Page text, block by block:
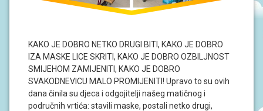
KAKO JE DOBRO NETKO DRUGI BITI, KAKO JE DOBRO
IZA MASKE LICE SKRITI, KAKO JE DOBRO OZBILJNOST
SMIJEHOM ZAMIJENITI, KAKO JE DOBRO
SVAKODNEVICU MALO PROMIJENITI! Upravo to su ovih
dana činila su djeca i odgojitelji našeg matičnog i
područnih vrtića: stavili maske, postali netko drugi,